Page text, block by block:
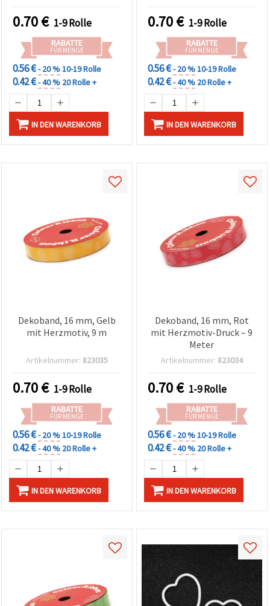
0.70€ 1-9 Rolle
RABATTE
FÜR MENGE
0.56 €- 20 %10-19 Rolle
0.42 €- 40 % 20 Rolle +
IN DEN WARENKORB
0.70€ 1-9 Rolle
RABATTE
FÜR MENGE
0.56 €- 20 %10-19 Rolle
0.42 €- 40 % 20 Rolle +
IN DEN WARENKORB
Dekoband, 16 mm, Gelb
mit Herzmotiv, 9 m
Artikelnummer: 823035
0.70€ 1-9 Rolle
RABATTE
FÜR MENGE
0.56 €- 20 %10-19 Rolle
0.42 €- 40 % 20 Rolle +
IN DEN WARENKORB
Dekoband, 16 mm, Rot
mit Herzmotiv-Druck – 9
Meter
Artikelnummer: 823034
0.70€ 1-9 Rolle
RABATTE
FÜR MENGE
0.56 €- 20 %10-19 Rolle
0.42 €- 40 % 20 Rolle +
IN DEN WARENKORB